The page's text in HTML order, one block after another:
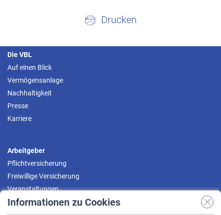
Informationen zu Cookies
Drucken
Die VBL
Auf einen Blick
Vermögensanlage
Nachhaltigkeit
Presse
Karriere
Arbeitgeber
Pflichtversicherung
Freiwillige Versicherung
Veranstaltungen